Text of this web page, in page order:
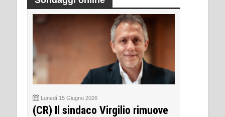
Lunedì 15 Giugno 2026
(CR) Il sindaco Virgilio rimuove